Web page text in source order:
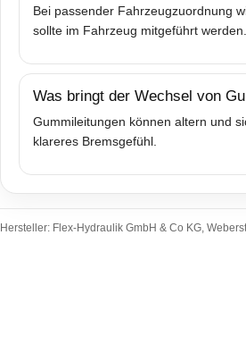
Bei passender Fahrzeugzuordnung
sollte im Fahrzeug mitgeführt werden.
Was bringt der Wechsel von
Gummileitungen können altern und
klareres Bremsgefühl.
Hersteller: Flex-Hydraulik GmbH & Co KG,